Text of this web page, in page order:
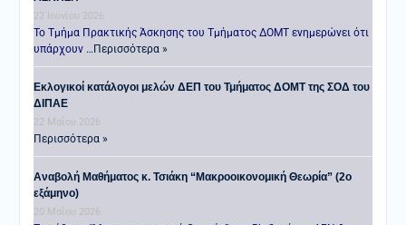
22 Ιουνίου 2026
Το Τμήμα Πρακτικής Άσκησης του Τμήματος ΔΟΜΤ ενημερώνει ότι
υπάρχουν …Περισσότερα »
Εκλογικοί κατάλογοι μελών ΔΕΠ του Τμήματος ΔΟΜΤ της ΣΟΔ του
ΔΙΠΑΕ
22 Μαΐου 2026
Περισσότερα »
Αναβολή Μαθήματος κ. Τσιάκη “Μακροοικονομική Θεωρία” (2ο
εξάμηνο)
20 Μαΐου 2026